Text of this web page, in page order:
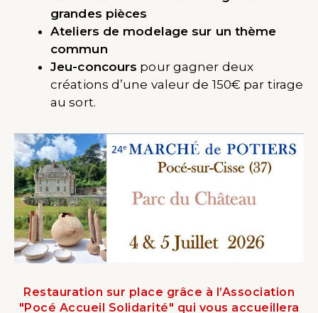
grandes pièces
Ateliers de modelage sur un thème
commun
Jeu-concours pour gagner deux
créations d’une valeur de 150€ par tirage
au sort.
Restauration sur place grâce à l’Association
"Pocé Accueil Solidarité" qui vous accueillera